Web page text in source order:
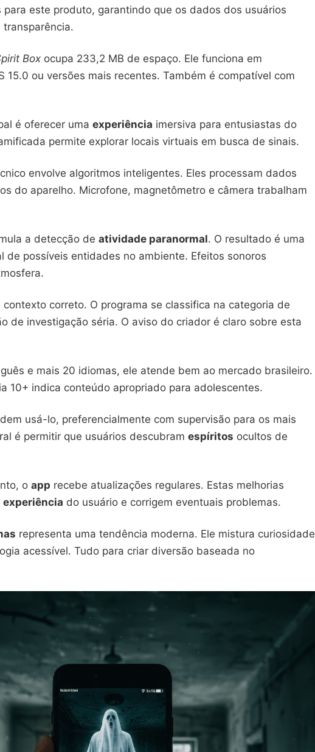
para este produto, garantindo que os dados dos usuários
Box ocupa 233,2 MB de espaço. Ele funciona em
15.0 ou versões mais recentes. Também é compatível com
é oferecer uma experiência imersiva para entusiastas do
permite explorar locais virtuais em busca de sinais.
envolve algoritmos inteligentes. Eles processam dados
do aparelho. Microfone, magnetômetro e câmera trabalham
a detecção de atividade paranormal. O resultado é uma
de possíveis entidades no ambiente. Efeitos sonoros
correto. O programa se classifica na categoria de
de investigação séria. O aviso do criador é claro sobre esta
e mais 20 idiomas, ele atende bem ao mercado brasileiro.
10+ indica conteúdo apropriado para adolescentes.
usá-lo, preferencialmente com supervisão para os mais
é permitir que usuários descubram espíritos ocultos de
o app recebe atualizações regulares. Estas melhorias
experiência do usuário e corrigem eventuais problemas.
representa uma tendência moderna. Ele mistura curiosidade
acessível. Tudo para criar diversão baseada no